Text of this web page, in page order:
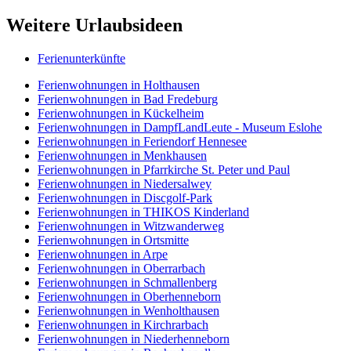
Weitere Urlaubsideen
Ferienunterkünfte
Ferienwohnungen in Holthausen
Ferienwohnungen in Bad Fredeburg
Ferienwohnungen in Kückelheim
Ferienwohnungen in DampfLandLeute - Museum Eslohe
Ferienwohnungen in Feriendorf Hennesee
Ferienwohnungen in Menkhausen
Ferienwohnungen in Pfarrkirche St. Peter und Paul
Ferienwohnungen in Niedersalwey
Ferienwohnungen in Discgolf-Park
Ferienwohnungen in THIKOS Kinderland
Ferienwohnungen in Witzwanderweg
Ferienwohnungen in Ortsmitte
Ferienwohnungen in Arpe
Ferienwohnungen in Oberrarbach
Ferienwohnungen in Schmallenberg
Ferienwohnungen in Oberhenneborn
Ferienwohnungen in Wenholthausen
Ferienwohnungen in Kirchrarbach
Ferienwohnungen in Niederhenneborn